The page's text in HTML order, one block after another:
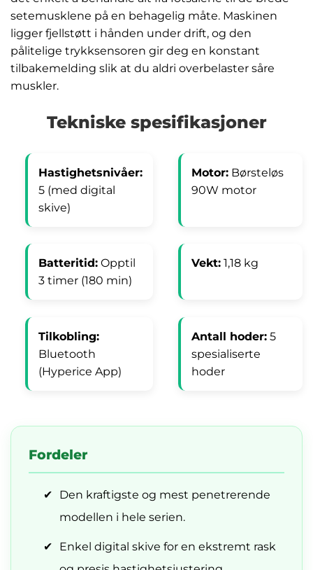
setemusklene på en behagelig måte. Maskinen
ligger fjellstøtt i hånden under drift, og den
pålitelige trykksensoren gir deg en konstant
tilbakemelding slik at du aldri overbelaster såre
muskler.
Tekniske spesifikasjoner
Hastighetsnivåer:
5 (med digital
skive)
Motor:Børsteløs
90W motor
Batteritid:Opptil
3 timer (180 min)
Vekt:1,18 kg
Tilkobling:
Bluetooth
(Hyperice App)
Antall hoder:5
spesialiserte
hoder
Fordeler
✔
Den kraftigste og mest penetrerende
modellen i hele serien.
✔
Enkel digital skive for en ekstremt rask